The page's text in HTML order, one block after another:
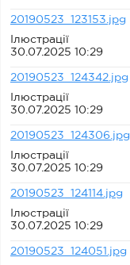
20190523_123153.jpg
Ілюстрації
30.07.2025 10:29
20190523_124342.jpg
Ілюстрації
30.07.2025 10:29
20190523_124306.jpg
Ілюстрації
30.07.2025 10:29
20190523_124114.jpg
Ілюстрації
30.07.2025 10:29
20190523_124051.jpg